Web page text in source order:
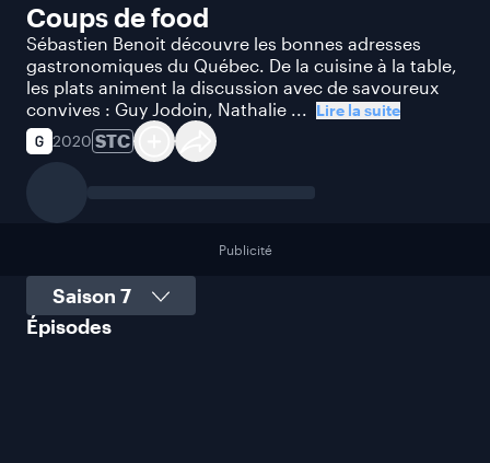
Coups de food
Sébastien Benoit découvre les bonnes adresses
gastronomiques du Québec. De la cuisine à la table,
les plats animent la discussion avec de savoureux
convives : Guy Jodoin, Nathalie ... Lire la suite
2020 STC
Publicité
Sélectionner une saison
Épisodes